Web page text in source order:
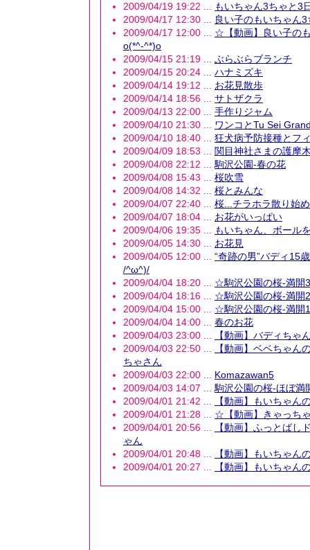
2009/04/19 19:22 ...
もいちゃん3ちゃと3
2009/04/17 12:30 ...
良い子のもいちゃん
2009/04/17 12:00 ... ☆【動画】良い子の
o(*^-^*)o
2009/04/15 21:19 ... ぶらぶらブランチ
2009/04/15 20:24 ... ハナミズキ
2009/04/14 19:12 ... お花見散歩
2009/04/14 18:56 ... サトザクラ
2009/04/13 22:00 ... 手作りジャム
2009/04/10 21:30 ... ワンコとTu Sei
2009/04/10 18:40 ... 狂犬病予防接種とフ
2009/04/09 18:53 ... 関目神社さまの護摩
2009/04/08 22:12 ... 駒沢公園-春の花
2009/04/08 15:43 ... 桜吹雪
2009/04/08 14:32 ... 桜とみんな
2009/04/07 22:40 ... 桜...チラホラ散り始め
2009/04/07 18:04 ... お花がいっぱい
2009/04/06 19:35 ...
もいちゃん、ボール
2009/04/05 14:30 ... お花見
2009/04/05 12:00 ... “奇跡の男”バディ15
/^ω^)/
2009/04/04 18:20 ... ☆駒沢公園の桜-満開3
2009/04/04 18:16 ... ☆駒沢公園の桜-満開2
2009/04/04 15:00 ... ☆駒沢公園の桜-満開1
2009/04/04 14:00 ... 春のお花
2009/04/03 23:00 ...
【動画】バディちゃ
2009/04/03 22:50 ...
【動画】ベベちゃん
ちゃさん
2009/04/03 22:00 ... Komazawan5
2009/04/03 14:07 ... 駒沢公園の桜-ほぼ満
2009/04/01 21:42 ...
【動画】もいちゃん
2009/04/01 21:28 ... ☆【動画】きゃっち
2009/04/01 20:56 ...
【動画】ふっとばし
ゃん
2009/04/01 20:48 ...
【動画】もいちゃん
2009/04/01 20:27 ...
【動画】もいちゃん